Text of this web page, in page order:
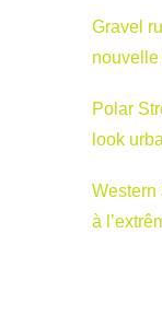
Gravel
nouvelle
Polar
look
Western
à